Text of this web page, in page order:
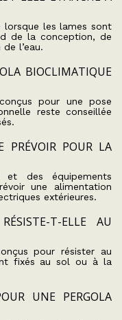
les lames sont
de la conception, de
l’eau.
BIOCLIMATIQUE
pour une pose
reste conseillée
PRÉVOIR POUR LA
et des équipements
une alimentation
extérieures.
T-ELLE AU
pour résister au
fixés au sol ou à la
UNE PERGOLA